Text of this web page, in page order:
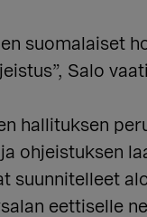
suomalaiset
Salo
hallituksen
ohjeistuksen
suunnitelleet
eettiselle